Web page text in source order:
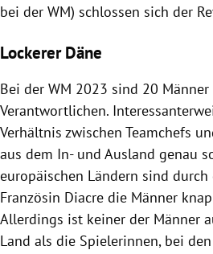
bei der WM) schlossen sich der
Lockerer Däne
Bei der WM 2023 sind 20
Verantwortlichen.
Verhältnis zwischen Teamchefs
aus dem In- und Ausland genau
europäischen Ländern sind durch
Französin Diacre die Männer
Allerdings ist keiner der Männer
Land als die Spielerinnen, bei